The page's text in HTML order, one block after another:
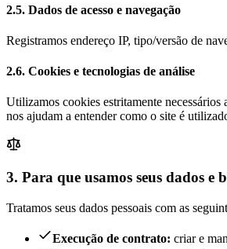
2.5. Dados de acesso e navegação
Registramos endereço IP, tipo/versão de
2.6. Cookies e tecnologias de análise
Utilizamos cookies estritamente
nos ajudam a entender como o site é
3. Para que usamos seus dados e
Tratamos seus dados pessoais com as
Execução de contrato: criar e